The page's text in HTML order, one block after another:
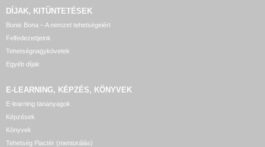
DÍJAK, KITÜNTETÉSEK
Bonis Bona – A nemzet tehetségeiért
Felfedezettjeink
Tehetségnagykövetek
Egyéb díjak
E-LEARNING, KÉPZÉS, KÖNYVEK
E-learning tananyagok
Képzések
Könyvek
Tehetség Piactér (mentorálás)